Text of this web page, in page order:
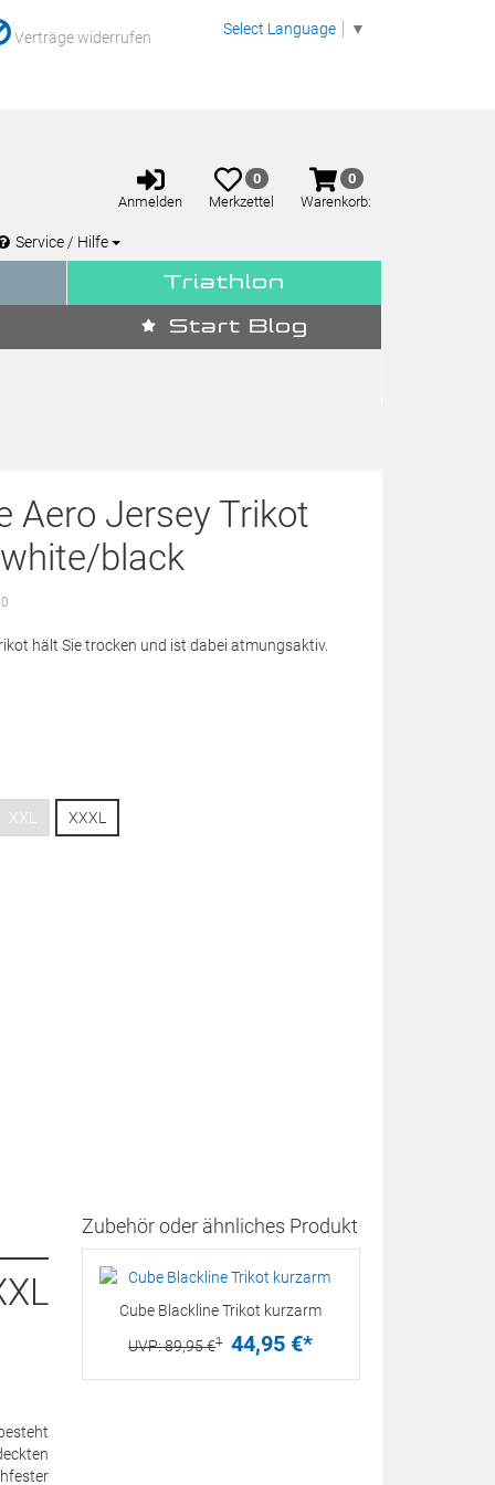
Verträge widerrufen Select Language ▼
Anmelden
Anmelden
Merkzettel
aufklappen
0
Merkzettel
Warenkorb
aufklappen
0
Warenkorb:
Service / Hilfe
Triathlon
Start Blog
Aero Jersey Trikot
black
hält Sie trocken und ist dabei atmungsaktiv.
XXL XXXL
Zubehör oder ähnliches Produkt
Cube Blackline Trikot kurzarm
UVP:89,95€1 44,95 €*